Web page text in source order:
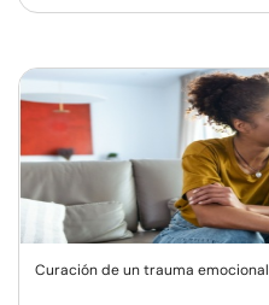
Curación de un trauma emocional